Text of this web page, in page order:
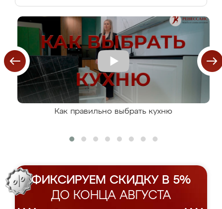
Как правильно выбрать кухню
ФИКСИРУЕМ СКИДКУ В 5%
ДО КОНЦА АВГУСТА